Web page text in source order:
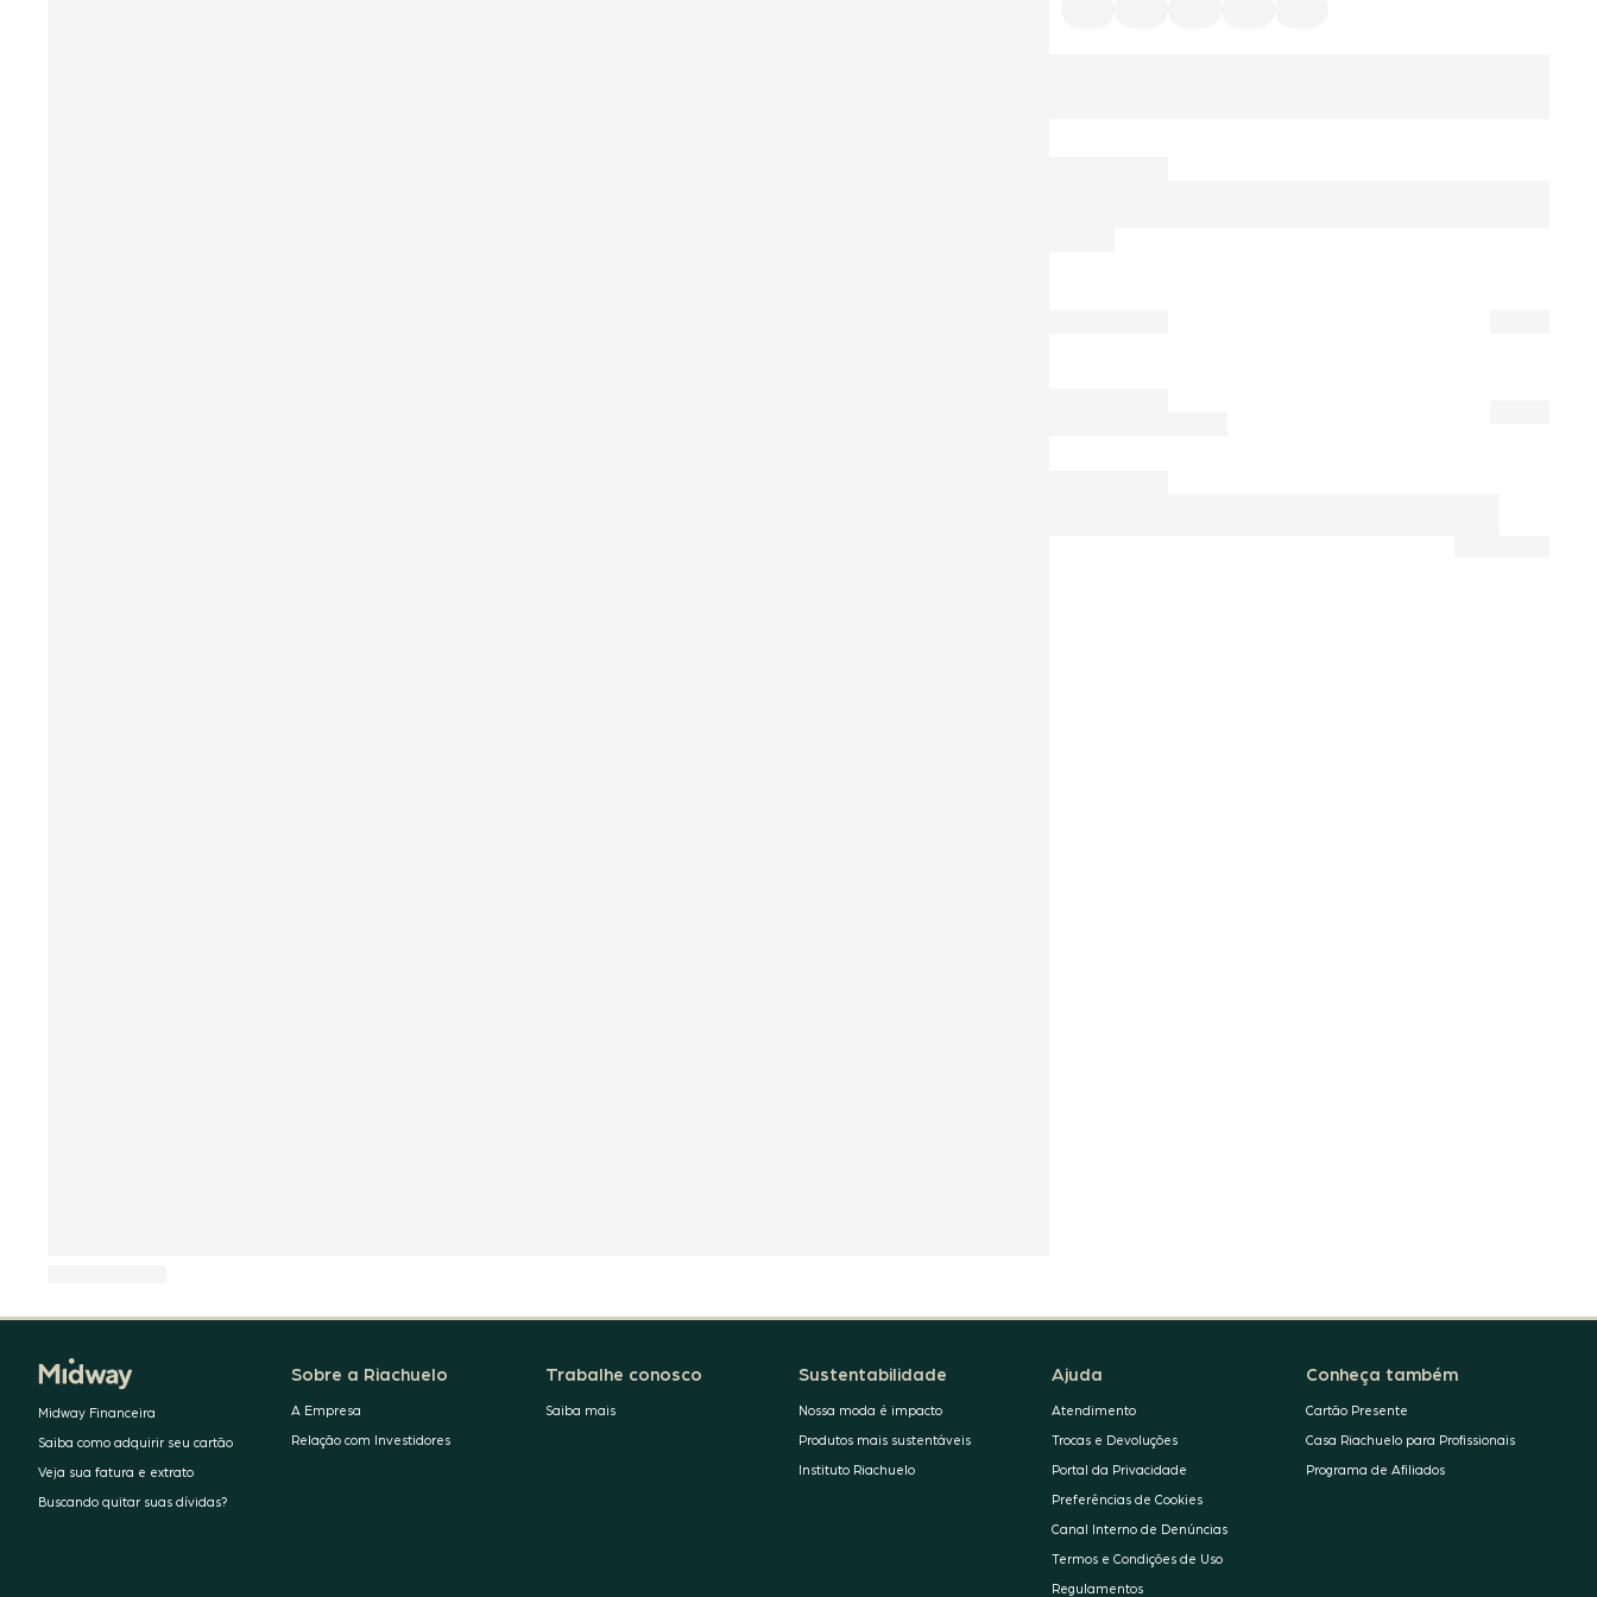
Midway Financeira
Saiba como adquirir seu cartão
Veja sua fatura e extrato
Buscando quitar suas dívidas?
Sobre a Riachuelo
A Empresa
Relação com Investidores
Trabalhe conosco
Saiba mais
Sustentabilidade
Nossa moda é impacto
Produtos mais sustentáveis
Instituto Riachuelo
Ajuda
Atendimento
Trocas e Devoluções
Portal da Privacidade
Preferências de Cookies
Canal Interno de Denúncias
Termos e Condições de Uso
Regulamentos
Conheça também
Cartão Presente
Casa Riachuelo para Profissionais
Programa de Afiliados